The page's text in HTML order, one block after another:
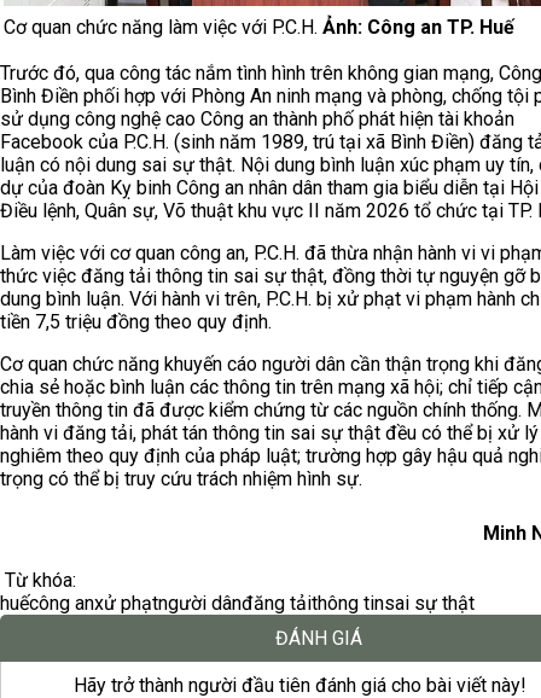
Cơ quan chức năng làm việc với P.C.H. Ảnh: Công an TP. Huế
Trước đó, qua công tác nắm tình hình trên không gian mạng,
Bình Điền phối hợp với Phòng An ninh mạng và phòng, chống tội
sử dụng công nghệ cao Công an thành phố phát hiện tài khoản
Facebook của P.C.H. (sinh năm 1989, trú tại xã Bình Điền) đăng
luận có nội dung sai sự thật. Nội dung bình luận xúc phạm uy tín,
dự của đoàn Kỵ binh Công an nhân dân tham gia biểu diễn tại
Điều lệnh, Quân sự, Võ thuật khu vực II năm 2026 tổ chức tại TP.
Làm việc với cơ quan công an, P.C.H. đã thừa nhận hành vi vi
thức việc đăng tải thông tin sai sự thật, đồng thời tự nguyện gỡ
dung bình luận. Với hành vi trên, P.C.H. bị xử phạt vi phạm hành
tiền 7,5 triệu đồng theo quy định.
Cơ quan chức năng khuyến cáo người dân cần thận trọng khi
chia sẻ hoặc bình luận các thông tin trên mạng xã hội; chỉ tiếp
truyền thông tin đã được kiểm chứng từ các nguồn chính thống.
hành vi đăng tải, phát tán thông tin sai sự thật đều có thể bị xử lý
nghiêm theo quy định của pháp luật; trường hợp gây hậu quả
trọng có thể bị truy cứu trách nhiệm hình sự.
Minh
Từ khóa:
huếcông anxử phạtngười dânđăng tảithông tinsai sự thật
ĐÁNH GIÁ
Hãy trở thành người đầu tiên đánh giá cho bài viết này!